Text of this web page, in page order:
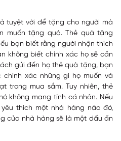
tuyệt vời để tặng cho người mà
muốn tặng quà. Thẻ quà tặng
bạn biết rằng người nhận thích
không biết chính xác họ sẽ cần
gửi đến họ thẻ quà tặng, bạn
xác những gì họ muốn và
trong mua sắm. Tuy nhiên, thẻ
không mang tính cá nhân. Nếu
thích một nhà hàng nào đó,
của nhà hàng sẽ là một dấu ấn